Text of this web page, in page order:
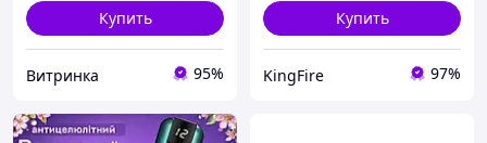
Купить
Витринка 95%
Купить
KingFire 97%